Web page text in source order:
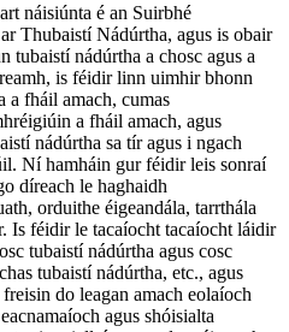
náisiúnta é an Suirbhé
Thubaistí Nádúrtha, agus is obair
tubaistí nádúrtha a chosc agus a
is féidir linn uimhir bhonn
a fháil amach, cumas
a fháil amach, agus
nádúrtha sa tír agus i ngach
Ní hamháin gur féidir leis sonraí
díreach le haghaidh
orduithe éigeandála, tarrthála
Is féidir le tacaíocht tacaíocht láidir
tubaistí nádúrtha agus cosc
tubaistí nádúrtha, etc., agus
do leagan amach eolaíoch
agus shóisialta